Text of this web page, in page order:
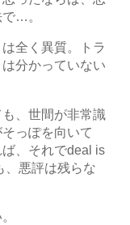
…。
全く異質。トラ
分かっていない
、世間が非常識
っぽを向いて
、それでdeal is
、悪評は残らな